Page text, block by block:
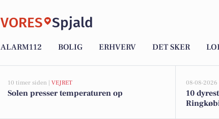
VORES Spjald
ALARM112 BOLIG ERHVERV DET SKER
10 timer siden | VEJRET
Solen presser temperaturen op
08-08-2026
10